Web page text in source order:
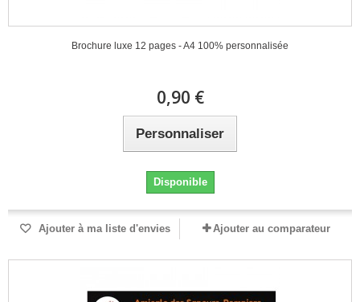
Brochure luxe 12 pages - A4 100% personnalisée
0,90 €
Personnaliser
Disponible
Ajouter à ma liste d'envies Ajouter au comparateur